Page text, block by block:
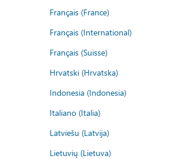
Français (France)
Français (International)
Français (Suisse)
Hrvatski (Hrvatska)
Indonesia (Indonesia)
Italiano (Italia)
Latviešu (Latvija)
Lietuvių (Lietuva)